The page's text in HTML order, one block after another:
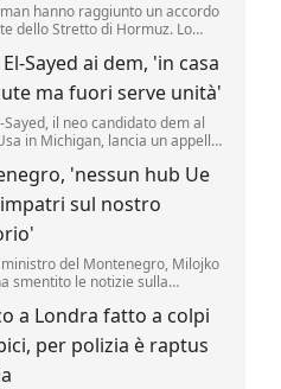
hanno raggiunto un accordo
dello Stretto di Hormuz. Lo
citato da Al Arabiya, precisando
"concordate le caratteristiche
del percorso" marittimo
Sayed ai dem, 'in casa
ma fuori serve unità'
Sayed, il neo candidato dem al
in Michigan, lancia un appello
'nessun hub Ue
sul nostro
del Montenegro, Milojko
smentito le notizie sulla
Paese.
a Londra fatto a colpi
per polizia è raptus